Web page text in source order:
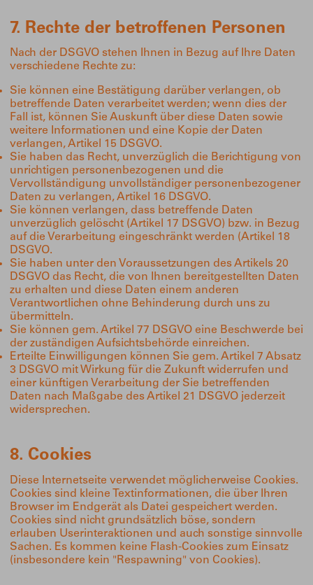
7. Rechte der betroffenen Personen
Nach der DSGVO stehen Ihnen in Bezug auf Ihre Daten
verschiedene Rechte zu:
Sie können eine Bestätigung darüber verlangen, ob
betreffende Daten verarbeitet werden; wenn dies der
Fall ist, können Sie Auskunft über diese Daten sowie
weitere Informationen und eine Kopie der Daten
verlangen, Artikel 15 DSGVO.
Sie haben das Recht, unverzüglich die Berichtigung von
unrichtigen personenbezogenen und die
Vervollständigung unvollständiger personenbezogener
Daten zu verlangen, Artikel 16 DSGVO.
Sie können verlangen, dass betreffende Daten
unverzüglich gelöscht (Artikel 17 DSGVO) bzw. in Bezug
auf die Verarbeitung eingeschränkt werden (Artikel 18
DSGVO.
Sie haben unter den Voraussetzungen des Artikels 20
DSGVO das Recht, die von Ihnen bereitgestellten Daten
zu erhalten und diese Daten einem anderen
Verantwortlichen ohne Behinderung durch uns zu
übermitteln.
Sie können gem. Artikel 77 DSGVO eine Beschwerde bei
der zuständigen Aufsichtsbehörde einreichen.
Erteilte Einwilligungen können Sie gem. Artikel 7 Absatz
3 DSGVO mit Wirkung für die Zukunft widerrufen und
einer künftigen Verarbeitung der Sie betreffenden
Daten nach Maßgabe des Artikel 21 DSGVO jederzeit
widersprechen.
8. Cookies
Diese Internetseite verwendet möglicherweise Cookies.
Cookies sind kleine Textinformationen, die über Ihren
Browser im Endgerät als Datei gespeichert werden.
Cookies sind nicht grundsätzlich böse, sondern
erlauben Userinteraktionen und auch sonstige sinnvolle
Sachen. Es kommen keine Flash-Cookies zum Einsatz
(insbesondere kein "Respawning" von Cookies).